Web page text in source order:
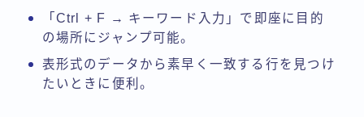
「Ctrl + F → キーワード入力」で即座に目的
の場所にジャンプ可能。
表形式のデータから素早く一致する行を見つけ
たいときに便利。